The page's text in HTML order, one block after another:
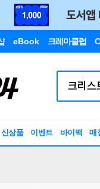
eBook 크레마클럽
신상품 이벤트 바이백 매